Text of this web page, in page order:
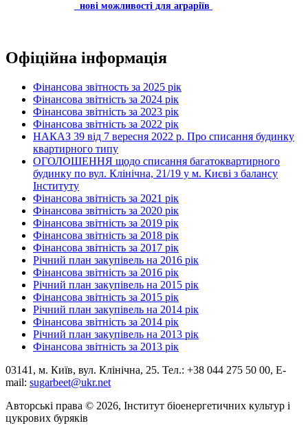
нові можливості для аграріїв
Офіційна інформація
Фінансова звітность за 2025 рік
Фінансова звітність за 2024 рік
Фінансова звітність за 2023 рік
Фінансова звітність за 2022 рік
НАКАЗ 39 від 7 вересня 2022 р. Про списання будинку
квартирного типу
ОГОЛОШЕННЯ щодо списання багатоквартирного
будинку по вул. Клінічна, 21/19 у м. Києві з балансу
Інституту
Фінансова звітність за 2021 рік
Фінансова звітність за 2020 рік
Фінансова звітність за 2019 рік
Фінансова звітність за 2018 рік
Фінансова звітність за 2017 рік
Річний план закупівель на 2016 рік
Фінансова звітність за 2016 рік
Річний план закупівель на 2015 рік
Фінансова звітність за 2015 рік
Річний план закупівель на 2014 рік
Фінансова звітність за 2014 рік
Річний план закупівель на 2013 рік
Фінансова звітність за 2013 рік
03141, м. Київ, вул. Клінічна, 25. Тел.: +38 044 275 50 00, E-
mail: sugarbeet@ukr.net
Авторські права © 2026, Інститут біоенергетичних культур і
цукрових буряків